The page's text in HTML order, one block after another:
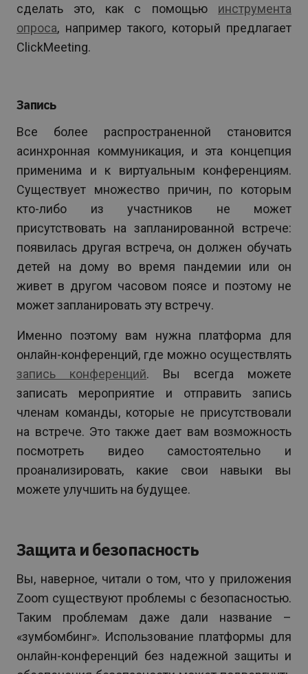
сделать это, как с помощью инструмента
опроса, например такого, который предлагает
ClickMeeting.
Запись
Все более распространенной становится
асинхронная коммуникация, и эта концепция
применима и к виртуальным конференциям.
Существует множество причин, по которым
кто-либо из участников не может
присутствовать на запланированной встрече:
появилась другая встреча, он должен обучать
детей на дому во время пандемии или он
живет в другом часовом поясе и поэтому не
может запланировать эту встречу.
Именно поэтому вам нужна платформа для
онлайн-конференций, где можно осуществлять
запись конференций. Вы всегда можете
записать мероприятие и отправить запись
членам команды, которые не присутствовали
на встрече. Это также дает вам возможность
посмотреть видео самостоятельно и
проанализировать, какие свои навыки вы
можете улучшить на будущее.
Защита и безопасность
Вы, наверное, читали о том, что у приложения
Zoom существуют проблемы с безопасностью.
Таким проблемам даже дали название –
«зумбомбинг». Использование платформы для
онлайн-конференций без надежной защиты и